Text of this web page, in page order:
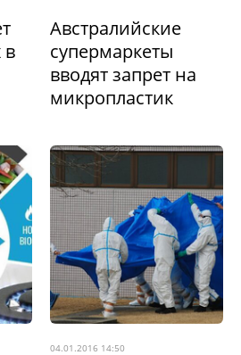
в
Австралийские
супермаркеты
вводят запрет на
микропластик
04.01.2016 14:50